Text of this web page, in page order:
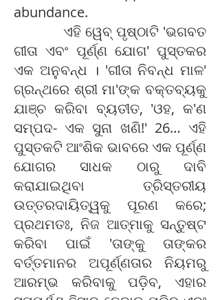
abundance.
ଏହି ୱେବ୍ ପୃଷ୍ଠାଟି 'ଭଗବତ
ଗୀତା ଏବଂ ପୂର୍ଣ୍ଣ ଯୋଗ' ପୁସ୍ତକର
ଏକ ଅନୁବନ୍ଧ । 'ଗୀତା ନିବନ୍ଧ ମାଳ'
ଗ୍ରନ୍ଥରେ ଶ୍ରୀ ମା'ଙ୍କ ବକ୍ତବ୍ୟକୁ
ଯାଞ୍ଚ କରିବା ବ୍ୟତୀତ, 'ଓହ, କ'ଣ
ସମ୍ପଦ- ଏକ ସୁନା ଖଣି!' 26… ଏହି
ପୁସ୍ତକଟି ଆଂଶିକ ଭାବରେ ଏକ ପୂର୍ଣ୍ଣ
ଯୋଗର ସାଧକ ଠାରୁ ଦାବି
କରାଯାଇଥିବା ତ୍ରିସ୍ତରୀୟ
ଉତ୍ତରଦାୟିତ୍ୱକୁ ପୂରଣ କରେ;
ପ୍ରଥମତଃ, ନିଜ ଆତ୍ମାକୁ ସନ୍ତୁଷ୍ଟ
କରିବା ପାଇଁ 'ତାଙ୍କୁ ତାଙ୍କର
ବର୍ତ୍ତମାନର ଅପୂର୍ଣ୍ଣତାର ନିୟମରୁ
ଆରମ୍ଭ କରିବାକୁ ପଡ଼ିବ, ଏହାର